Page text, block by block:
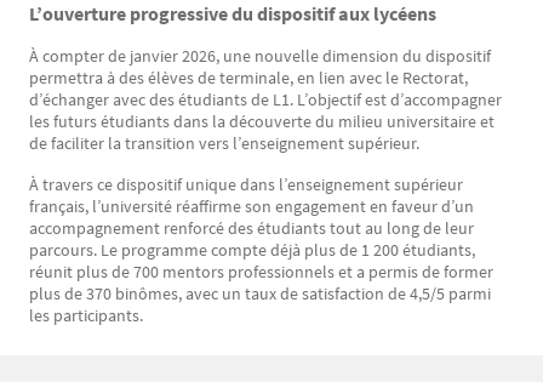
L’ouverture progressive du dispositif aux lycéens
À compter de janvier 2026, une nouvelle dimension du dispositif
permettra à des élèves de terminale, en lien avec le Rectorat,
d’échanger avec des étudiants de L1. L’objectif est d’accompagner
les futurs étudiants dans la découverte du milieu universitaire et
de faciliter la transition vers l’enseignement supérieur.
À travers ce dispositif unique dans l’enseignement supérieur
français, l’université réaffirme son engagement en faveur d’un
accompagnement renforcé des étudiants tout au long de leur
parcours. Le programme compte déjà plus de 1 200 étudiants,
réunit plus de 700 mentors professionnels et a permis de former
plus de 370 binômes, avec un taux de satisfaction de 4,5/5 parmi
les participants.